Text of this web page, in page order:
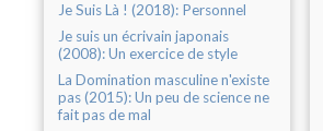
Je Suis Là ! (2018): Personnel
Je suis un écrivain japonais
(2008): Un exercice de style
La Domination masculine n'existe
pas (2015): Un peu de science ne
fait pas de mal